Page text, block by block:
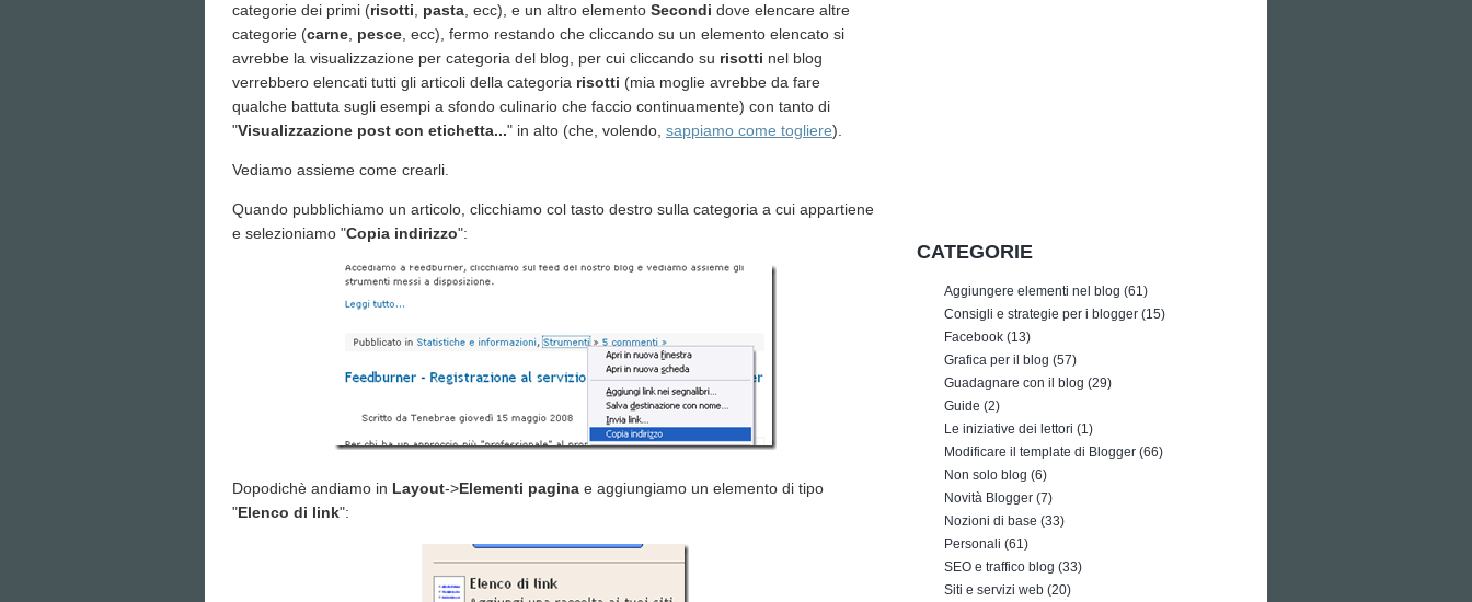
categorie dei primi (risotti pasta , ecc), e un altro elemento Secondi dove elencare altre
categorie (carne pesce , ecc), fermo restando che cliccando su un elemento elencato si
avrebbe la visualizzazione per categoria del blog, per cui cliccando su risotti nel blog
verrebbero elencati tutti gli articoli della categoria risotti (mia moglie avrebbe da fare
qualche battuta sugli esempi a sfondo culinario che faccio continuamente) con tanto di
"Visualizzazione post con etichetta..." in alto (che, volendo, sappiamo come togliere).
Vediamo assieme come crearli.
Quando pubblichiamo un articolo, clicchiamo col tasto destro sulla categoria a cui appartiene
e selezioniamo "Copia indirizzo":
Dopodichè andiamo in Layout->Elementi pagina e aggiungiamo un elemento di tipo
"Elenco di link":
CATEGORIE
Aggiungere elementi nel blog (61)
Consigli e strategie per i blogger (15)
Facebook (13)
Grafica per il blog (57)
Guadagnare con il blog (29)
Guide (2)
Le iniziative dei lettori (1)
Modificare il template di Blogger (66)
Non solo blog (6)
Novità Blogger (7)
Nozioni di base (33)
Personali (61)
SEO e traffico blog (33)
Siti e servizi web (20)